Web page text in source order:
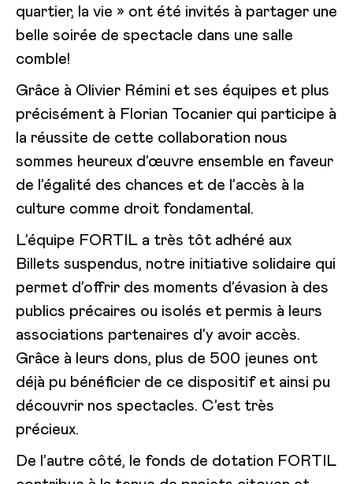
quartier, la vie » ont été invités à partager une
belle soirée de spectacle dans une salle
comble!
Grâce à Olivier Rémini et ses équipes et plus
précisément à Florian Tocanier qui participe à
la réussite de cette collaboration nous
sommes heureux d’œuvre ensemble en faveur
de l’égalité des chances et de l’accès à la
culture comme droit fondamental.
L’équipe FORTIL a très tôt adhéré aux
Billets suspendus, notre initiative solidaire qui
permet d’offrir des moments d’évasion à des
publics précaires ou isolés et permis à leurs
associations partenaires d’y avoir accès.
Grâce à leurs dons, plus de 500 jeunes ont
déjà pu bénéficier de ce dispositif et ainsi pu
découvrir nos spectacles. C’est très
précieux.
De l’autre côté, le fonds de dotation FORTIL